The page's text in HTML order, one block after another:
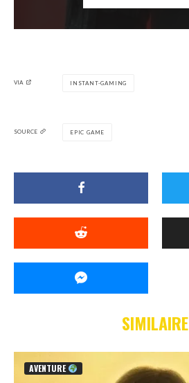
VIA INSTANT-GAMING
SOURCE EPIC GAME
SIMILAIRE
AVENTURE